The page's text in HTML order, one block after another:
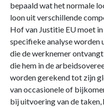
bepaald wat het normale
loon uit verschillende
Hof van Justitie EU moet
specifieke analyse worden
die de werknemer
die hem in de
worden gerekend tot zijn
van occasionele of
bij uitvoering van de